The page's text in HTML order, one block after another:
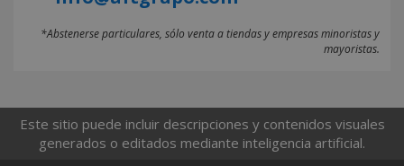
*Abstenerse particulares, sólo venta a tiendas y empresas minoristas y
mayoristas.
Este sitio puede incluir descripciones y contenidos visuales
generados o editados mediante inteligencia artificial.